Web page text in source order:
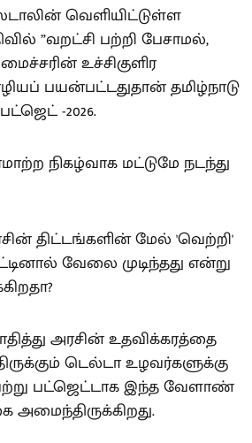
வெளியிட்டுள்ள
”வறட்சி பற்றி பேசாமல்,
உச்சிகுளிர
பயன்பட்டதுதான் தமிழ்நாடு
-2026.
நிகழ்வாக மட்டுமே நடந்து
திட்டங்களின் மேல் 'வெற்றி'
வேலை முடிந்தது என்று
அரசின் உதவிக்கரத்தை
டெல்டா உழவர்களுக்கு
பட்ஜெட்டாக இந்த வேளாண்
அமைந்திருக்கிறது.